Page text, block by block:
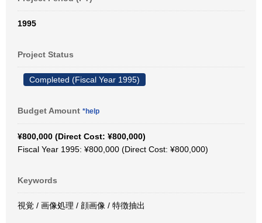
1995
Project Status
Completed (Fiscal Year 1995)
Budget Amount *help
¥800,000 (Direct Cost: ¥800,000)
Fiscal Year 1995: ¥800,000 (Direct Cost: ¥800,000)
Keywords
視覚 / 画像処理 / 顔画像 / 特徴抽出